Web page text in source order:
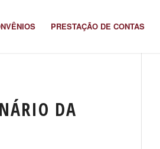
PRESTAÇÃO DE CONTAS
DA